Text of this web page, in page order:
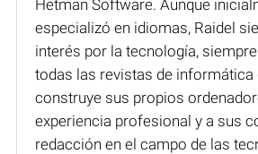
Hetman Software. Aunque
especializó en idiomas, Raidel
interés por la tecnología,
todas las revistas de informática
construye sus propios
experiencia profesional y a sus
redacción en el campo de las